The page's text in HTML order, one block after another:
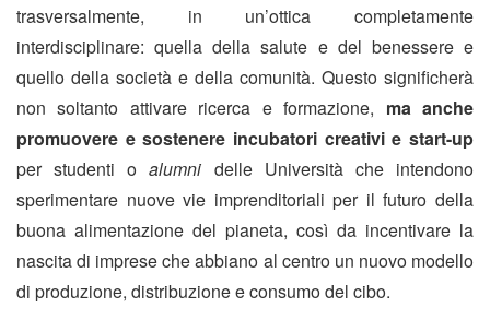
trasversalmente, in un’ottica completamente
interdisciplinare: quella della salute e del benessere e
quello della società e della comunità. Questo significherà
non soltanto attivare ricerca e formazione, ma anche
promuovere e sostenere incubatori creativi e start-up
per studenti oalumni delle Università che intendono
sperimentare nuove vie imprenditoriali per il futuro della
buona alimentazione del pianeta, così da incentivare la
nascita di imprese che abbiano al centro un nuovo modello
di produzione, distribuzione e consumo del cibo.